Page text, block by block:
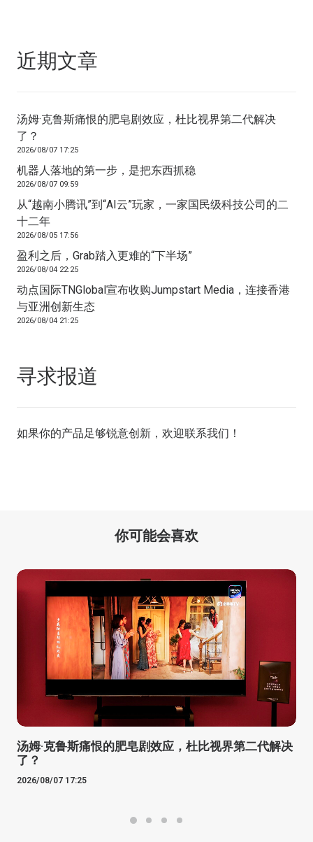
近期文章
汤姆·克鲁斯痛恨的肥皂剧效应，杜比视界第二代解决
了？
2026/08/07 17:25
机器人落地的第一步，是把东西抓稳
2026/08/07 09:59
从“越南小腾讯”到“AI云”玩家，一家国民级科技公司的二
十二年
2026/08/05 17:56
盈利之后，Grab踏入更难的“下半场”
2026/08/04 22:25
动点国际TNGlobal宣布收购Jumpstart Media，连接香港
与亚洲创新生态
2026/08/04 21:25
寻求报道
如果你的产品足够锐意创新，欢迎联系我们 ！
你可能会喜欢
汤姆·克鲁斯痛恨的肥皂剧效应，杜比视界第二代解决
了？
2026/08/07 17:25